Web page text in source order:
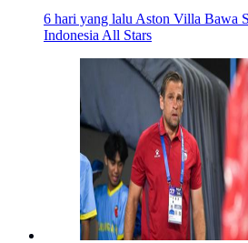
6 hari yang lalu Aston Villa Bawa
Indonesia All Stars